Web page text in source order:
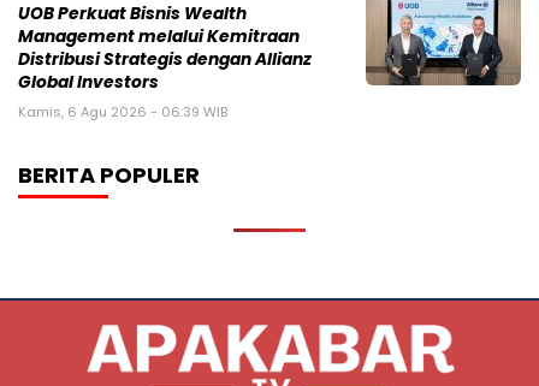
UOB Perkuat Bisnis Wealth
Management melalui Kemitraan
Distribusi Strategis dengan Allianz
Global Investors
Kamis, 6 Agu 2026 - 06:39 WIB
BERITA POPULER